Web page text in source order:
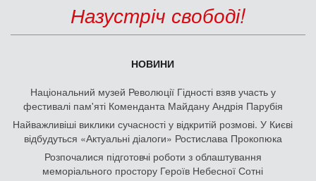
Назустріч свободі!
НОВИНИ
Національний музей Революції Гідності взяв участь у
фестивалі пам'яті Коменданта Майдану Андрія Парубія
Найважливіші виклики сучасності у відкритій розмові. У Києві
відбудуться «Актуальні діалоги» Ростислава Прокопюка
Розпочалися підготовчі роботи з облаштування
меморіального простору Героїв Небесної Сотні